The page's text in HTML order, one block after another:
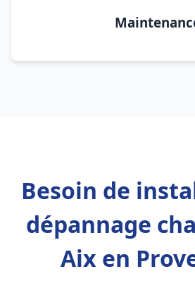
Besoin de
dépannage
Aix en